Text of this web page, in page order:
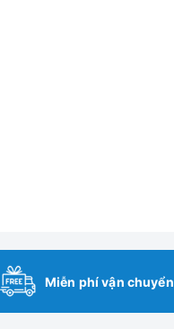
Miễn phí vận chuyển